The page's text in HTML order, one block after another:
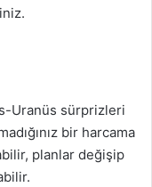
Uranüs sürprizleri
bir harcama
planlar değişip